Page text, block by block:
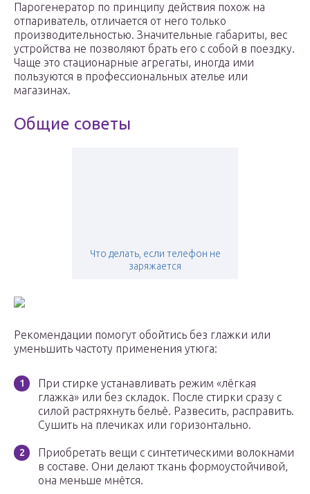
Парогенератор по принципу действия похож на
отпариватель, отличается от него только
производительностью. Значительные габариты, вес
устройства не позволяют брать его с собой в поездку.
Чаще это стационарные агрегаты, иногда ими
пользуются в профессиональных ателье или
магазинах.
Общие советы
Что делать, если телефон не
заряжается
Рекомендации помогут обойтись без глажки или
уменьшить частоту применения утюга:
При стирке устанавливать режим «лёгкая
глажка» или без складок. После стирки сразу с
силой растряхнуть бельё. Развесить, расправить.
Сушить на плечиках или горизонтально.
Приобретать вещи с синтетическими волокнами
в составе. Они делают ткань формоустойчивой,
она меньше мнётся.